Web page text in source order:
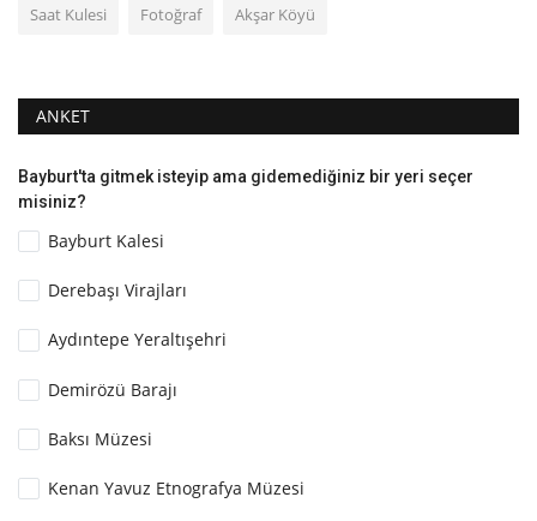
Saat Kulesi Fotoğraf Akşar Köyü
ANKET
Bayburt'ta gitmek isteyip ama gidemediğiniz bir yeri seçer
misiniz?
Bayburt Kalesi
Derebaşı Virajları
Aydıntepe Yeraltışehri
Demirözü Barajı
Baksı Müzesi
Kenan Yavuz Etnografya Müzesi